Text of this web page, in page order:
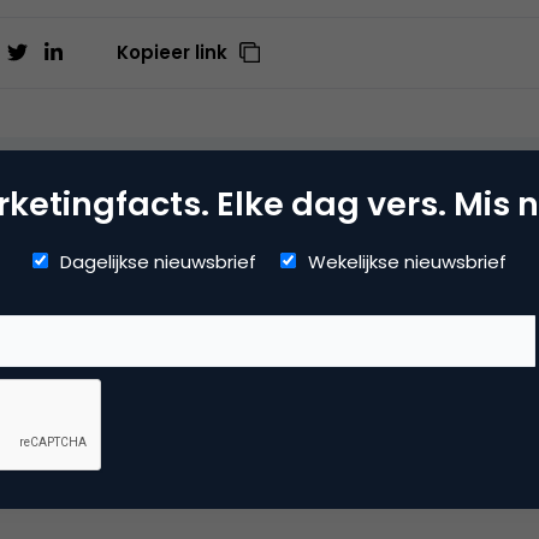
Kopieer link
Oosterhof
bijMaintec
media marketing
Elke dag vers. Mis
Dagelijkse nieuwsbrief Wekelijkse nieuwsbrief